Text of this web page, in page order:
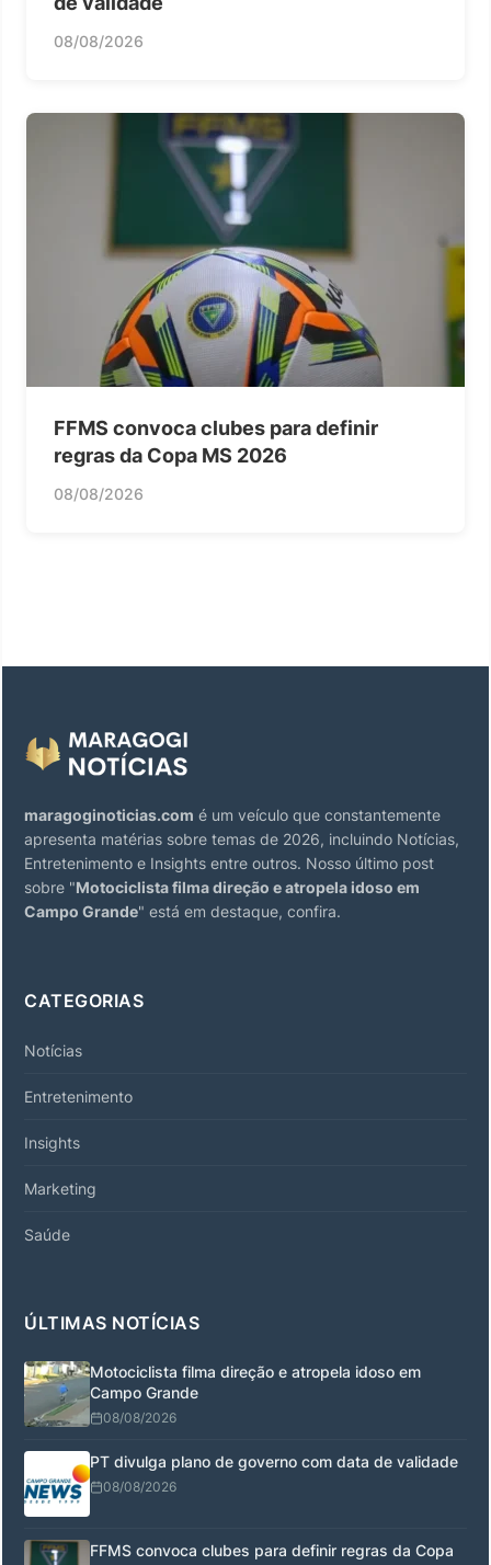
08/08/2026
FFMS convoca clubes para definir
regras da Copa MS 2026
08/08/2026
maragoginoticias.com é um veículo que constantemente
apresenta matérias sobre temas de 2026, incluindo Notícias,
Entretenimento e Insights entre outros. Nosso último post
sobre "Motociclista filma direção e atropela idoso em
Campo Grande" está em destaque, confira.
CATEGORIAS
Notícias
Entretenimento
Insights
Marketing
Saúde
ÚLTIMAS NOTÍCIAS
Motociclista filma direção e atropela idoso em
Campo Grande
08/08/2026
PT divulga plano de governo com data de validade
08/08/2026
FFMS convoca clubes para definir regras da Copa